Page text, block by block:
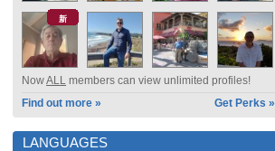
新
NowALL members can view unlimited profiles!
Find out more »
Get Perks »
LANGUAGES